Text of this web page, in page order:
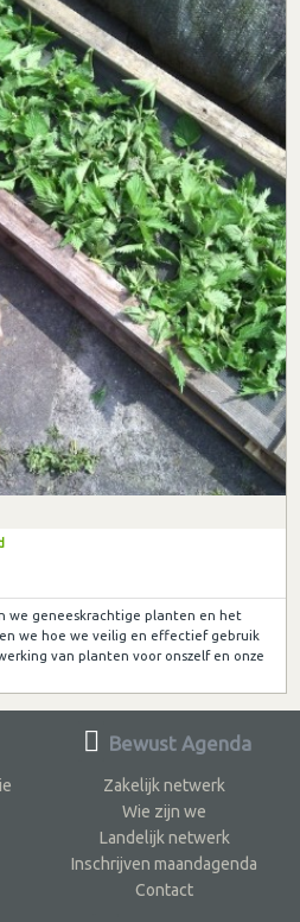
we geneeskrachtige planten en het
we hoe we veilig en effectief gebruik
van planten voor onszelf en onze
Bewust Agenda
Zakelijk netwerk
Wie zijn we
Landelijk netwerk
Inschrijven maandagenda
Contact